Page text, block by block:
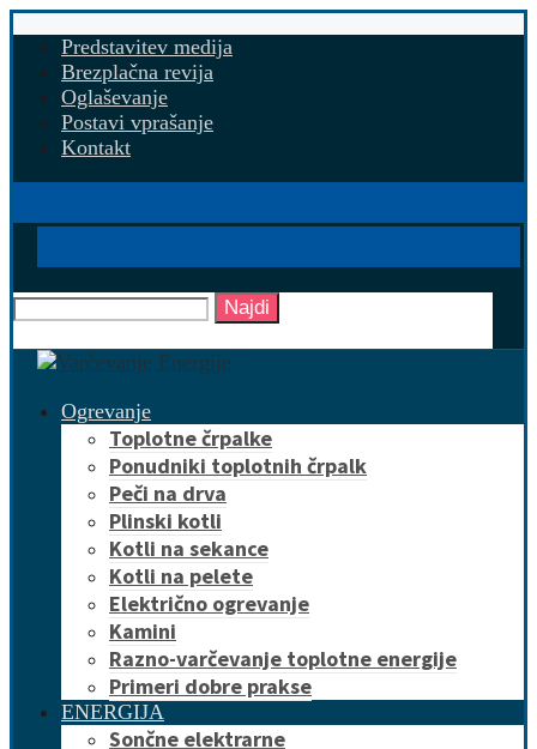
Predstavitev medija
Brezplačna revija
Oglaševanje
Postavi vprašanje
Kontakt
Najdi
Ogrevanje
Toplotne črpalke
Ponudniki toplotnih črpalk
Peči na drva
Plinski kotli
Kotli na sekance
Kotli na pelete
Električno ogrevanje
Kamini
Razno-varčevanje toplotne energije
Primeri dobre prakse
ENERGIJA
Sončne elektrarne